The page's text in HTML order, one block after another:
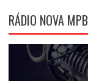
RÁDIO NOVA